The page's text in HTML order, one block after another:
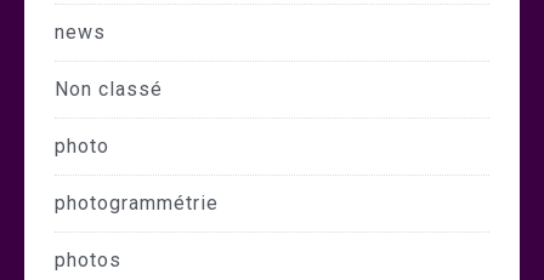
news
Non classé
photo
photogrammétrie
photos